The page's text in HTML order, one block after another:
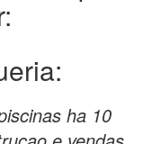
ha 10